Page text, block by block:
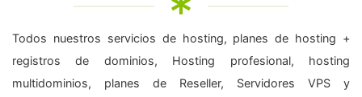
Todos nuestros servicios de hosting, planes de hosting +
registros de dominios, Hosting profesional, hosting
multidominios, planes de Reseller, Servidores VPS y